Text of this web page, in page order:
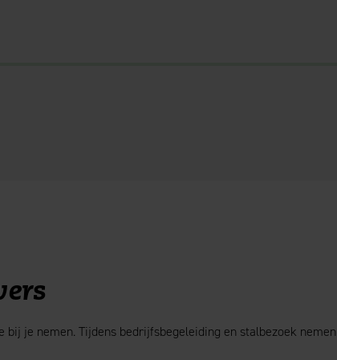
je nemen. Tijdens bedrijfsbegeleiding en stalbezoek